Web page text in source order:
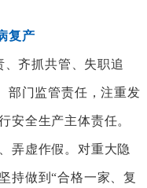
复产
齐抓共管、失职追
部门监管责任，注重发
安全生产主体责任。
弄虚作假。对重大隐
持做到“合格一家、复